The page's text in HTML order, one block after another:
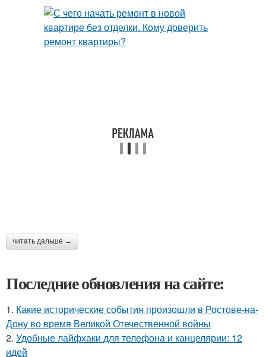
читать дальше →
Последние обновления на сайте:
1. Какие исторические события произошли в Ростове-на-
Дону во время Великой Отечественной войны
2. Удобные лайфхаки для телефона и канцелярии: 12
идей